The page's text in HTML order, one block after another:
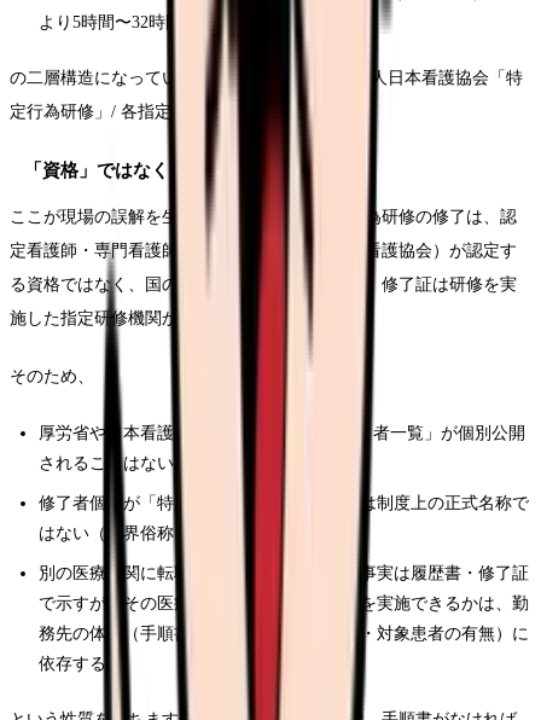
より5時間〜32時間程度）
の二層構造になっています（Source: 公益社団法人日本看護協会「特
定行為研修」/ 各指定研修機関の募集要項）。
「資格」ではなく「研修」である
ここが現場の誤解を生みやすい点です。特定行為研修の修了は、認
定看護師・専門看護師のような職能団体（日本看護協会）が認定す
る資格ではなく、国の制度に基づく研修であり、修了証は研修を実
施した指定研修機関から発行されます。
そのため、
厚労省や日本看護協会のWebサイトで「修了者一覧」が個別公開
されることはない
修了者個人が「特定看護師」を名乗ることは制度上の正式名称で
はない（業界俗称）
別の医療機関に転職した場合、研修修了の事実は履歴書・修了証
で示すが、その医療機関で実際に特定行為を実施できるかは、勤
務先の体制（手順書整備・指示医師の合意・対象患者の有無）に
依存する